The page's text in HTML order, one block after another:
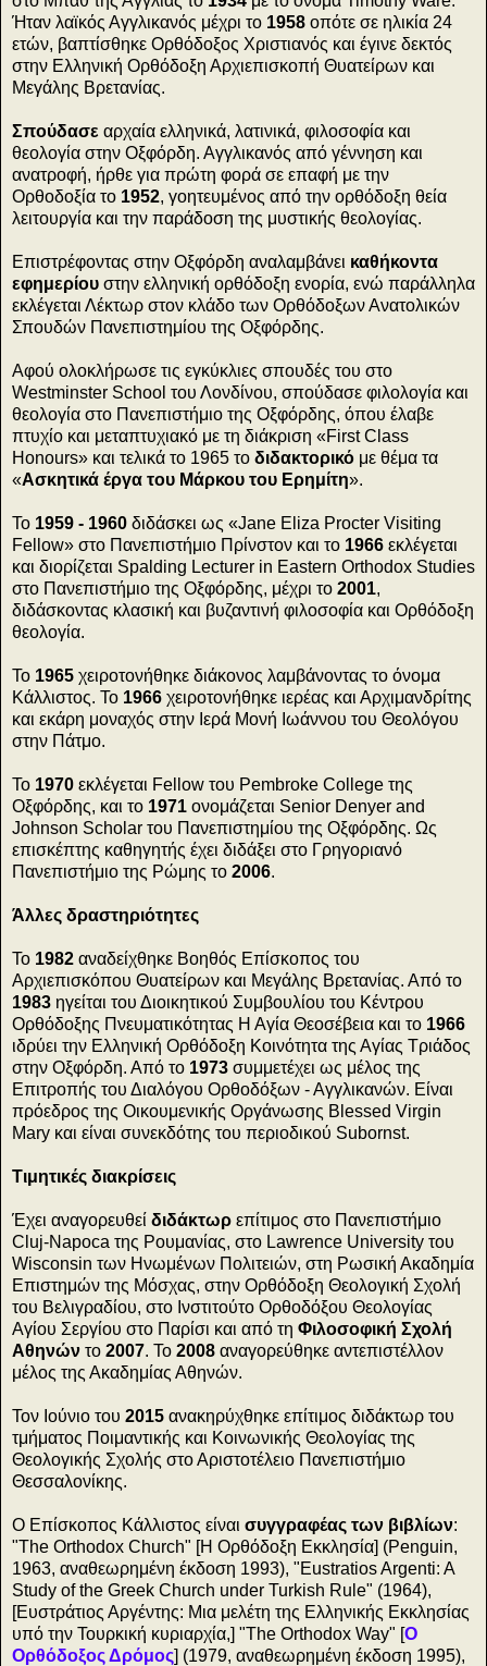
Ήταν λαϊκός Αγγλικανός μέχρι το 1958 οπότε σε ηλικία 24
ετών, βαπτίσθηκε Ορθόδοξος Χριστιανός και έγινε δεκτός
στην Ελληνική Ορθόδοξη Αρχιεπισκοπή Θυατείρων και
Μεγάλης Βρετανίας.
Σπούδασε αρχαία ελληνικά, λατινικά, φιλοσοφία και
θεολογία στην Οξφόρδη. Αγγλικανός από γέννηση και
ανατροφή, ήρθε για πρώτη φορά σε επαφή με την
Ορθοδοξία το 1952, γοητευμένος από την ορθόδοξη θεία
λειτουργία και την παράδοση της μυστικής θεολογίας.
Επιστρέφοντας στην Οξφόρδη αναλαμβάνει καθήκοντα
εφημερίου στην ελληνική ορθόδοξη ενορία, ενώ παράλληλα
εκλέγεται Λέκτωρ στον κλάδο των Ορθόδοξων Ανατολικών
Σπουδών Πανεπιστημίου της Οξφόρδης.
Αφού ολοκλήρωσε τις εγκύκλιες σπουδές του στο
Westminster School του Λονδίνου, σπούδασε φιλολογία και
θεολογία στο Πανεπιστήμιο της Οξφόρδης, όπου έλαβε
πτυχίο και μεταπτυχιακό με τη διάκριση «First Class
Honours» και τελικά το 1965 το διδακτορικό με θέμα τα
«Ασκητικά έργα του Μάρκου του Ερημίτη».
Το 1959 - 1960 διδάσκει ως «Jane Eliza Procter Visiting
Fellow» στο Πανεπιστήμιο Πρίνστον και το 1966 εκλέγεται
και διορίζεται Spalding Lecturer in Eastern Orthodox Studies
στο Πανεπιστήμιο της Οξφόρδης, μέχρι το 2001,
διδάσκοντας κλασική και βυζαντινή φιλοσοφία και Ορθόδοξη
θεολογία.
Το 1965 χειροτονήθηκε διάκονος λαμβάνοντας το όνομα
Κάλλιστος. Το 1966 χειροτονήθηκε ιερέας και Αρχιμανδρίτης
και εκάρη μοναχός στην Ιερά Μονή Ιωάννου του Θεολόγου
στην Πάτμο.
Το 1970 εκλέγεται Fellow του Pembroke College της
Οξφόρδης, και το 1971 ονομάζεται Senior Denyer and
Johnson Scholar του Πανεπιστημίου της Οξφόρδης. Ως
επισκέπτης καθηγητής έχει διδάξει στο Γρηγοριανό
Πανεπιστήμιο της Ρώμης το 2006.
Άλλες δραστηριότητες
Το 1982 αναδείχθηκε Βοηθός Επίσκοπος του
Αρχιεπισκόπου Θυατείρων και Μεγάλης Βρετανίας. Από το
1983 ηγείται του Διοικητικού Συμβουλίου του Κέντρου
Ορθόδοξης Πνευματικότητας Η Αγία Θεοσέβεια και το 1966
ιδρύει την Ελληνική Ορθόδοξη Κοινότητα της Αγίας Τριάδος
στην Οξφόρδη. Από το 1973 συμμετέχει ως μέλος της
Επιτροπής του Διαλόγου Ορθοδόξων - Αγγλικανών. Είναι
πρόεδρος της Οικουμενικής Οργάνωσης Blessed Virgin
Mary και είναι συνεκδότης του περιοδικού Subornst.
Τιμητικές διακρίσεις
Έχει αναγορευθεί διδάκτωρ επίτιμος στο Πανεπιστήμιο
Cluj-Napoca της Ρουμανίας, στο Lawrence University του
Wisconsin των Ηνωμένων Πολιτειών, στη Ρωσική Ακαδημία
Επιστημών της Μόσχας, στην Ορθόδοξη Θεολογική Σχολή
του Βελιγραδίου, στο Ινστιτούτο Ορθοδόξου Θεολογίας
Αγίου Σεργίου στο Παρίσι και από τη Φιλοσοφική Σχολή
Αθηνών το 2007. To 2008 αναγορεύθηκε αντεπιστέλλον
μέλος της Ακαδημίας Αθηνών.
Τον Ιούνιο του 2015 ανακηρύχθηκε επίτιμος διδάκτωρ του
τμήματος Ποιμαντικής και Κοινωνικής Θεολογίας της
Θεολογικής Σχολής στο Αριστοτέλειο Πανεπιστήμιο
Θεσσαλονίκης.
Ο Επίσκοπος Κάλλιστος είναι συγγραφέας των βιβλίων:
"The Orthodox Church" [Η Ορθόδοξη Εκκλησία] (Penguin,
1963, αναθεωρημένη έκδοση 1993), "Eustratios Argenti: A
Study of the Greek Church under Turkish Rule" (1964),
[Ευστράτιος Αργέντης: Μια μελέτη της Ελληνικής Εκκλησίας
υπό την Τουρκική κυριαρχία,] "The Orthodox Way" [Ο
Ορθόδοξος Δρόμος] (1979, αναθεωρημένη έκδοση 1995),